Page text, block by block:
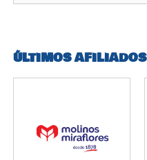
ÚLTIMOS AFILIADOS